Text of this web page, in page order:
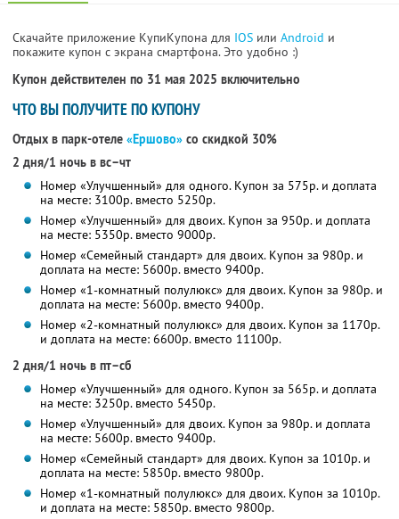
Скачайте приложение КупиКупона для IOS или Android и
покажите купон с экрана смартфона. Это удобно :)
Купон действителен по 31 мая 2025 включительно
ЧТО ВЫ ПОЛУЧИТЕ ПО КУПОНУ
Отдых в парк-отеле «Ершово» со скидкой 30%
2 дня/1 ночь в вс–чт
Номер «Улучшенный» для одного. Купон за 575р. и доплата
на месте: 3100р. вместо 5250р.
Номер «Улучшенный» для двоих. Купон за 950р. и доплата
на месте: 5350р. вместо 9000р.
Номер «Семейный стандарт» для двоих. Купон за 980р. и
доплата на месте: 5600р. вместо 9400р.
Номер «1-комнатный полулюкс» для двоих. Купон за 980р. и
доплата на месте: 5600р. вместо 9400р.
Номер «2-комнатный полулюкс» для двоих. Купон за 1170р.
и доплата на месте: 6600р. вместо 11100р.
2 дня/1 ночь в пт–сб
Номер «Улучшенный» для одного. Купон за 565р. и доплата
на месте: 3250р. вместо 5450р.
Номер «Улучшенный» для двоих. Купон за 980р. и доплата
на месте: 5600р. вместо 9400р.
Номер «Семейный стандарт» для двоих. Купон за 1010р. и
доплата на месте: 5850р. вместо 9800р.
Номер «1-комнатный полулюкс» для двоих. Купон за 1010р.
и доплата на месте: 5850р. вместо 9800р.